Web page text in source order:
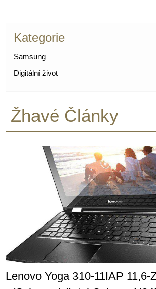
Kategorie
Samsung
Digitální život
Žhavé Články
Lenovo Yoga 310-11IAP 11,6-